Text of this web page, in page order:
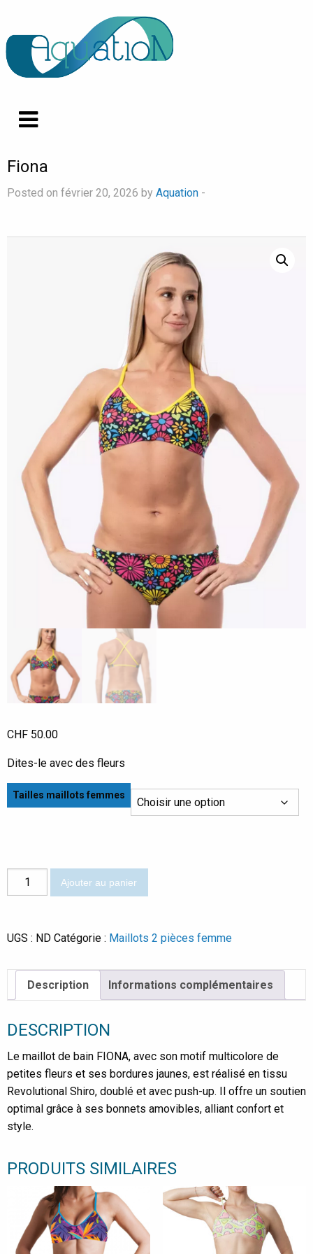
Fiona
Posted on février 20, 2026 by Aquation -
CHF 50.00
Dites-le avec des fleurs
Tailles maillots femmes
quantité
de
Ajouter au panier
UGS : ND Catégorie : Maillots 2 pièces femme
Description Informations complémentaires
DESCRIPTION
Le maillot de bain FIONA, avec son motif multicolore de
petites fleurs et ses bordures jaunes, est réalisé en tissu
Revolutional Shiro, doublé et avec push-up. Il offre un soutien
optimal grâce à ses bonnets amovibles, alliant confort et
style.
PRODUITS SIMILAIRES